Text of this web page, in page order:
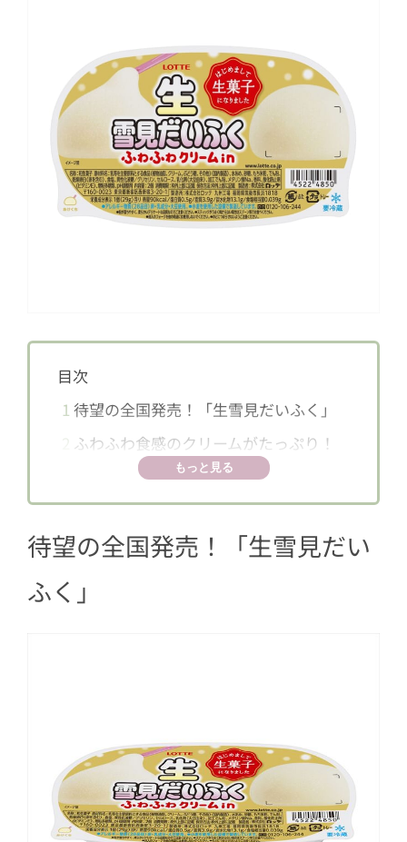
目次
1 待望の全国発売！「生雪見だいふく」
ふわふわ食感のクリームがたっぷり！
もっと見る
待望の全国発売！「生雪見だい
ふく」